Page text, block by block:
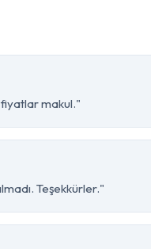
fiyatlar makul."
Teşekkürler."